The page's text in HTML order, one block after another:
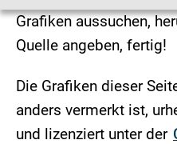
Grafiken aussuchen,
Quelle angeben, fertig!
Die Grafiken dieser
anders vermerkt ist,
und lizenziert unter der